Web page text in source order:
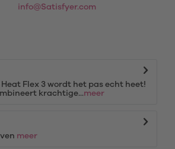
info@Satisfyer.com
Flex 3 wordt het pas echt heet!
krachtige...meer
meer